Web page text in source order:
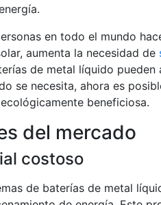
en todo el mundo
aumenta la necesidad de
de metal líquido
se necesita, ahora es
beneficiosa.
del mercado
costoso
de baterías de metal